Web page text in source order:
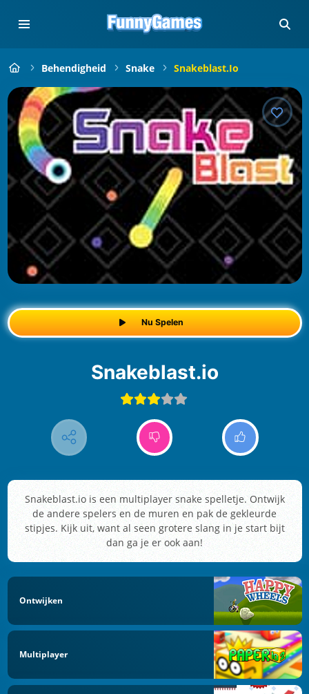
Behendigheid Snake Snakeblast.io
Nu Spelen
Snakeblast.io
Snakeblast.io is een multiplayer snake spelletje. Ontwijk
de andere spelers en de muren en pak de gekleurde
stipjes. Kijk uit, want al seen grotere slang in je start bijt
dan ga je er ook aan!
Ontwijken
Multiplayer